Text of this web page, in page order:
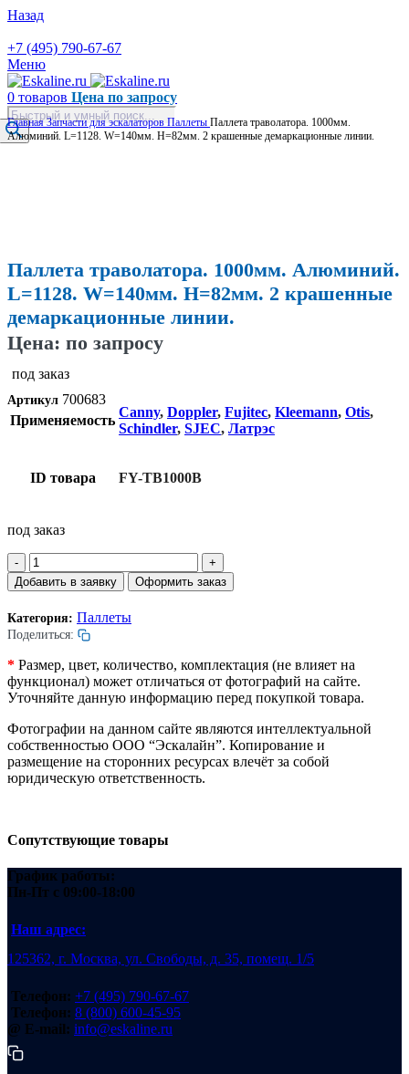
Назад
+7 (495) 790-67-67
Меню
0 товаров Цена по запросу
Поиск
товаров
ГлавнаяЗапчасти для эскалаторов Паллеты Паллета траволатора. 1000мм.
Алюминий. L=1128. W=140мм. H=82мм. 2 крашенные демаркационные линии.
Паллета траволатора. 1000мм. Алюминий.
L=1128. W=140мм. H=82мм. 2 крашенные
демаркационные линии.
Цена: по запросу
под заказ
Артикул 700683
Применяемость
Canny, Doppler, Fujitec, Kleemann, Otis,
Schindler, SJEC, Латрэс
ID товара FY-TB1000B
под заказ
Количество
товара
Паллета
траволатора.
1000мм.
Алюминий.
W=140мм.
H=82мм.
2
крашенные
демаркационные
линии.
Добавить в заявку Оформить заказ
Категория: Паллеты
Поделиться:
* Размер, цвет, количество, комплектация (не влияет на
функционал) может отличаться от фотографий на сайте.
Уточняйте данную информацию перед покупкой товара.
Фотографии на данном сайте являются интеллектуальной
собственностью ООО “Эскалайн”. Копирование и
размещение на сторонних ресурсах влечёт за собой
юридическую ответственность.
Сопутствующие товары
График работы:
Пн-Пт с 09:00-18:00
Наш адрес:
125362, г. Москва, ул. Свободы, д. 35, помещ. 1/5
Телефон: +7 (495) 790-67-67
Телефон: 8 (800) 600-45-95
@ E-mail: info@eskaline.ru